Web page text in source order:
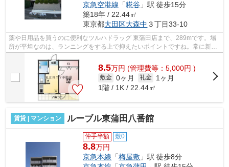
京急空港線 「糀谷 」駅 徒歩15分
築18年 / 22.44㎡
東京都大田区大森中 ３丁目33-10
薬や日用品を買うのに便利なツルハドラッグ 東蒲田店まで、289mです。場
所が平坦なのは、ランニングをする上で抑えたいポイントですね。常に新鮮
な空気を取り入れられる通風良好な間取...
8.5万円 (管理費等：5,000円 )
敷金 0ヶ月 礼金
1ヶ月
1階 / 1K / 22.44㎡
賃貸 | マンション ルーブル東蒲田八番館
仲手半額 敷0
8.8万円
京急本線 「梅屋敷 」駅 徒歩8分